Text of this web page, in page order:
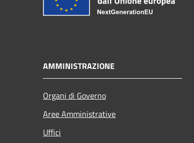
AMMINISTRAZIONE
Organi di Governo
Aree Amministrative
Uffici